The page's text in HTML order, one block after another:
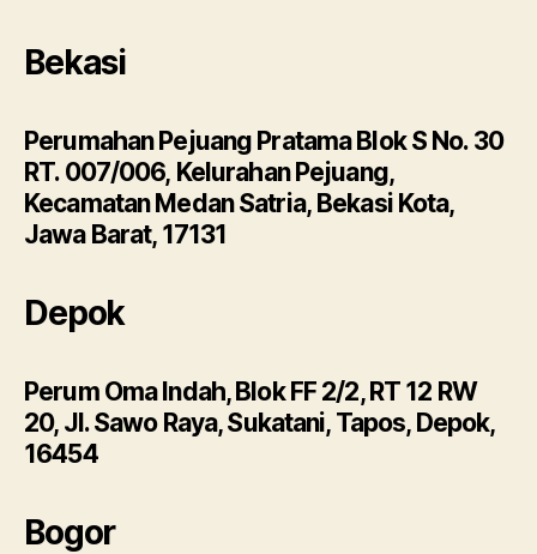
Bekasi
Perumahan Pejuang Pratama Blok S No. 30
RT. 007/006, Kelurahan Pejuang,
Kecamatan Medan Satria, Bekasi Kota,
Jawa Barat, 17131
Depok
Perum Oma Indah, Blok FF 2/2, RT 12 RW
20, Jl. Sawo Raya, Sukatani, Tapos, Depok,
16454
Bogor